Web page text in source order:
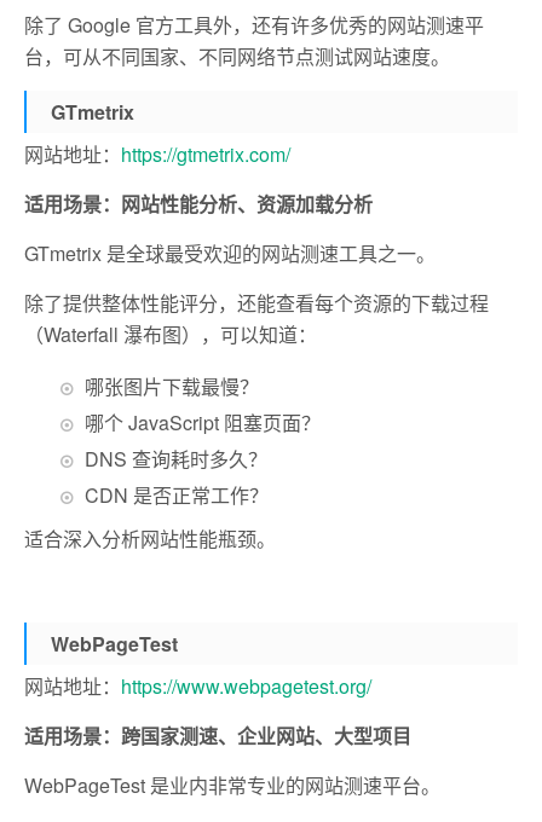
除了 Google 官方工具外，还有许多优秀的网站测速平
台，可从不同国家、不同网络节点测试网站速度。
GTmetrix
网站地址： https://gtmetrix.com/
适用场景：网站性能分析、资源加载分析
GTmetrix 是全球最受欢迎的网站测速工具之一。
除了提供整体性能评分，还能查看每个资源的下载过程
（Waterfall 瀑布图），可以知道：
哪张图片下载最慢？
哪个 JavaScript 阻塞页面？
DNS 查询耗时多久？
CDN 是否正常工作？
适合深入分析网站性能瓶颈。
WebPageTest
网站地址： https://www.webpagetest.org/
适用场景：跨国家测速、企业网站、大型项目
WebPageTest 是业内非常专业的网站测速平台。